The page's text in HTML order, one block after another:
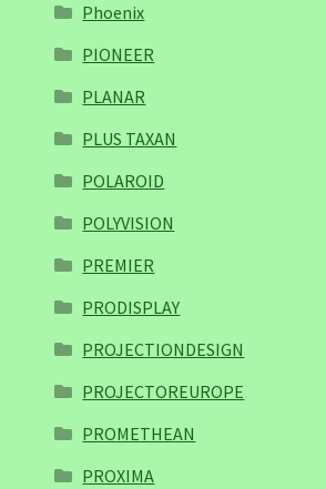
Phoenix
PIONEER
PLANAR
PLUS TAXAN
POLAROID
POLYVISION
PREMIER
PRODISPLAY
PROJECTIONDESIGN
PROJECTOREUROPE
PROMETHEAN
PROXIMA